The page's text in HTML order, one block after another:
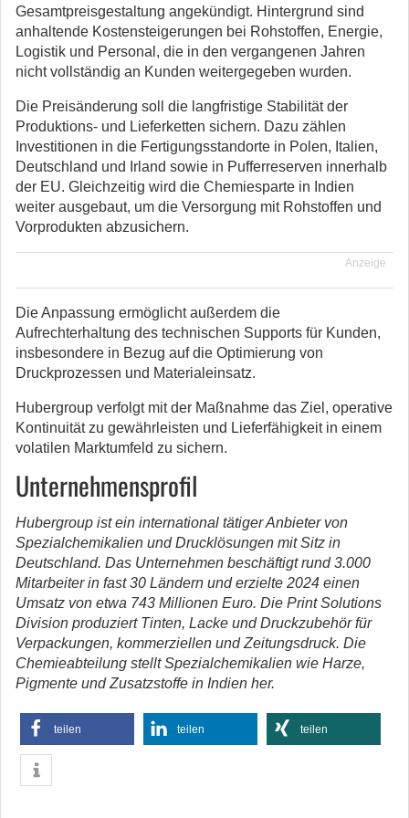
Gesamtpreisgestaltung angekündigt. Hintergrund sind
anhaltende Kostensteigerungen bei Rohstoffen, Energie,
Logistik und Personal, die in den vergangenen Jahren
nicht vollständig an Kunden weitergegeben wurden.
Die Preisänderung soll die langfristige Stabilität der
Produktions- und Lieferketten sichern. Dazu zählen
Investitionen in die Fertigungsstandorte in Polen, Italien,
Deutschland und Irland sowie in Pufferreserven innerhalb
der EU. Gleichzeitig wird die Chemiesparte in Indien
weiter ausgebaut, um die Versorgung mit Rohstoffen und
Vorprodukten abzusichern.
Anzeige
Die Anpassung ermöglicht außerdem die
Aufrechterhaltung des technischen Supports für Kunden,
insbesondere in Bezug auf die Optimierung von
Druckprozessen und Materialeinsatz.
Hubergroup verfolgt mit der Maßnahme das Ziel, operative
Kontinuität zu gewährleisten und Lieferfähigkeit in einem
volatilen Marktumfeld zu sichern.
Unternehmensprofil
Hubergroup ist ein international tätiger Anbieter von
Spezialchemikalien und Drucklösungen mit Sitz in
Deutschland. Das Unternehmen beschäftigt rund 3.000
Mitarbeiter in fast 30 Ländern und erzielte 2024 einen
Umsatz von etwa 743 Millionen Euro. Die Print Solutions
Division produziert Tinten, Lacke und Druckzubehör für
Verpackungen, kommerziellen und Zeitungsdruck. Die
Chemieabteilung stellt Spezialchemikalien wie Harze,
Pigmente und Zusatzstoffe in Indien her.
teilen teilen teilen